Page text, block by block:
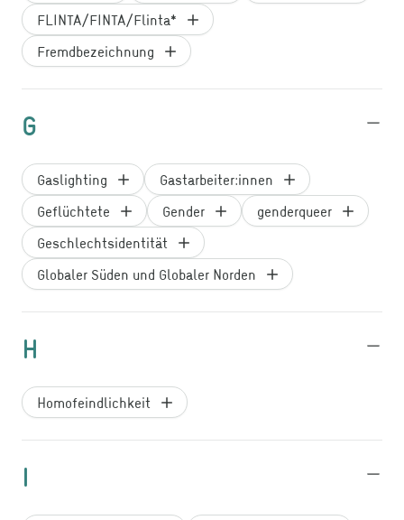
FLINTA/FINTA/Flinta*
Fremdbezeichnung
G
Gaslighting
Gastarbeiter:innen
Geflüchtete
Gender
genderqueer
Geschlechtsidentität
Globaler Süden und Globaler Norden
H
Homofeindlichkeit
I